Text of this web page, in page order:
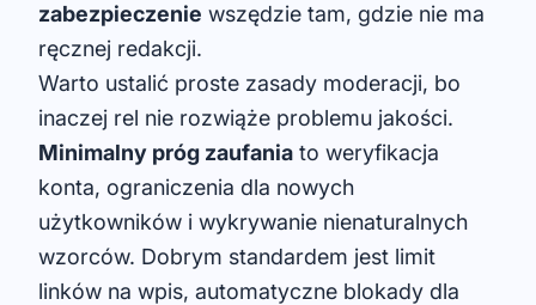
zabezpieczenie wszędzie tam, gdzie nie ma
ręcznej redakcji.
Warto ustalić proste zasady moderacji, bo
inaczej rel nie rozwiąże problemu jakości.
Minimalny próg zaufania to weryfikacja
konta, ograniczenia dla nowych
użytkowników i wykrywanie nienaturalnych
wzorców. Dobrym standardem jest limit
linków na wpis, automatyczne blokady dla